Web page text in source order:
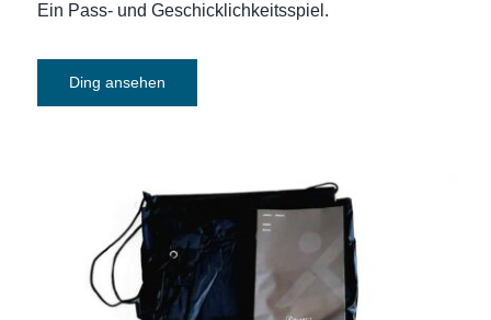
Ein Pass- und Geschicklichkeitsspiel.
Ding ansehen